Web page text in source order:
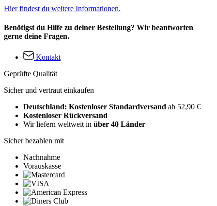
Hier findest du weitere Informationen.
Benötigst du Hilfe zu deiner Bestellung? Wir beantworten
gerne deine Fragen.
Kontakt
Geprüfte Qualität
Sicher und vertraut einkaufen
Deutschland: Kostenloser Standardversand ab 52,90 €
Kostenloser Rückversand
Wir liefern weltweit in über 40 Länder
Sicher bezahlen mit
Nachnahme
Vorauskasse